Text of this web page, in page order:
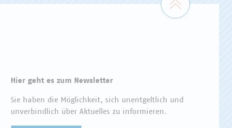
Hier geht es zum Newsletter
Sie haben die Möglichkeit, sich unentgeltlich und
unverbindlich über Aktuelles zu informieren.